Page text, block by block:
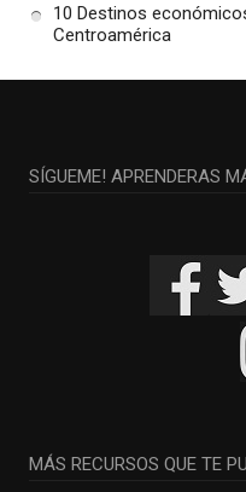
10 Destinos
Centroamérica
SÍGUEME! APRENDERAS
MÁS RECURSOS QUE TE